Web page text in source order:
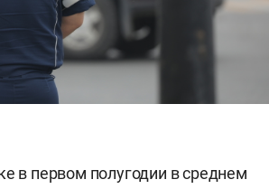
в первом полугодии в среднем